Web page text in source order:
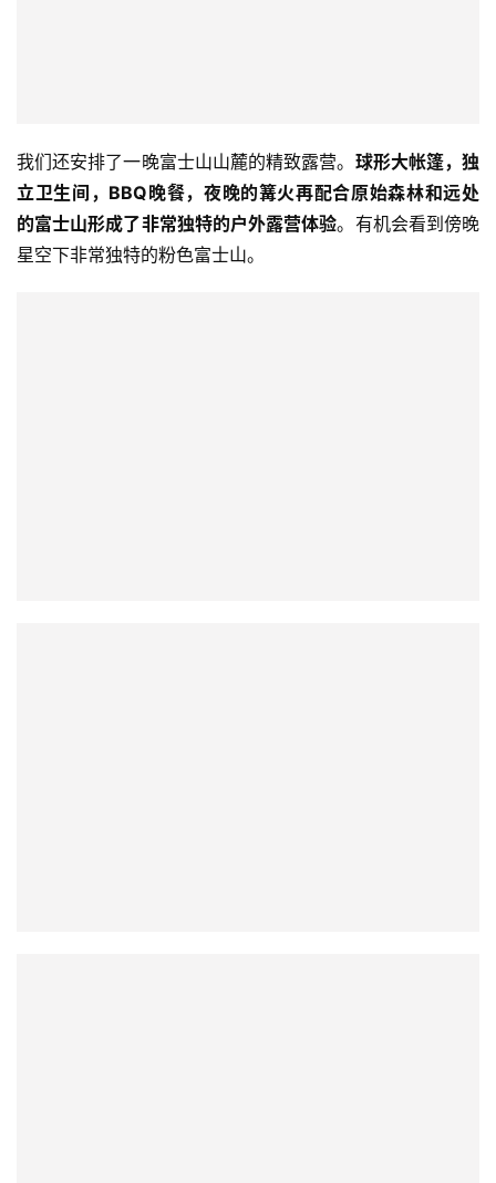
我们还安排了一晚富士山山麓的精致露营。 球形大帐篷，独
立卫生间，BBQ晚餐，夜晚的篝火再配合原始森林和远处
的富士山形成了非常独特的户外露营体验。有机会看到傍晚
星空下非常独特的粉色富士山。